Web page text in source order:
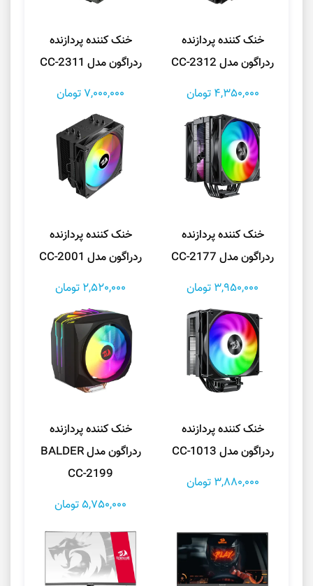
خنک کننده پردازنده
ردراگون مدل CC-2312
4,350,000 تومان
خنک کننده پردازنده
ردراگون مدل CC-2311
7,000,000 تومان
خنک کننده پردازنده
ردراگون مدل CC-2177
3,950,000 تومان
خنک کننده پردازنده
ردراگون مدل CC-2001
2,520,000 تومان
خنک کننده پردازنده
ردراگون مدل CC-1013
3,880,000 تومان
خنک کننده پردازنده
ردراگون مدل BALDER
CC-2199
5,750,000 تومان